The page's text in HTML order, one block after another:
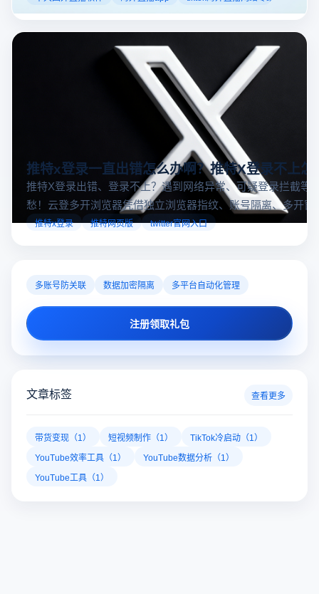
大国外直播软件排行榜，那么你来对地方了！接下来跟着云
登多开浏览器一起来了解海外直播平台哪些最受欢迎。
推特x登录一直出错怎么办啊？推特X登录不上怎
推特X登录出错、登录不上？遇到网络异常、可疑登录拦截等
愁！云登多开浏览器凭借独立浏览器指纹、账号隔离、多开窗
对性解决登录难题，让推特X登录更稳定安全～
推特x登录 推特网页版 twitter官网入口
多账号防关联 数据加密隔离 多平台自动化管理
注册领取礼包
文章标签 查看更多
带货变现（1） 短视频制作（1）
TikTok冷启动（1）
YouTube效率工具（1）
YouTube数据分析（1）
YouTube工具（1）